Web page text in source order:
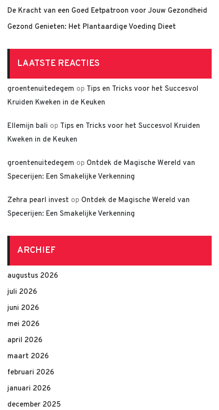
De Kracht van een Goed Eetpatroon voor Jouw Gezondheid
Gezond Genieten: Het Plantaardige Voeding Dieet
LAATSTE REACTIES
groentenuitedegem op Tips en Tricks voor het Succesvol
Kruiden Kweken in de Keuken
Ellemijn bali op Tips en Tricks voor het Succesvol Kruiden
Kweken in de Keuken
groentenuitedegem op Ontdek de Magische Wereld van
Specerijen: Een Smakelijke Verkenning
Zehra pearl invest op Ontdek de Magische Wereld van
Specerijen: Een Smakelijke Verkenning
ARCHIEF
augustus 2026
juli 2026
juni 2026
mei 2026
april 2026
maart 2026
februari 2026
januari 2026
december 2025